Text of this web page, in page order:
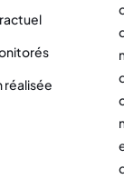
réalisée